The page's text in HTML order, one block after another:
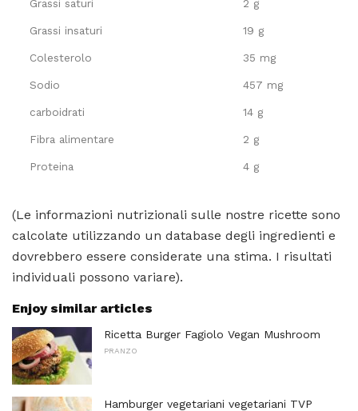
Grassi saturi 2 g
Grassi insaturi 19 g
Colesterolo 35 mg
Sodio 457 mg
carboidrati 14 g
Fibra alimentare 2 g
Proteina 4 g
(Le informazioni nutrizionali sulle nostre ricette sono
calcolate utilizzando un database degli ingredienti e
dovrebbero essere considerate una stima. I risultati
individuali possono variare).
Enjoy similar articles
Ricetta Burger Fagiolo Vegan Mushroom
PRANZO
Hamburger vegetariani vegetariani TVP